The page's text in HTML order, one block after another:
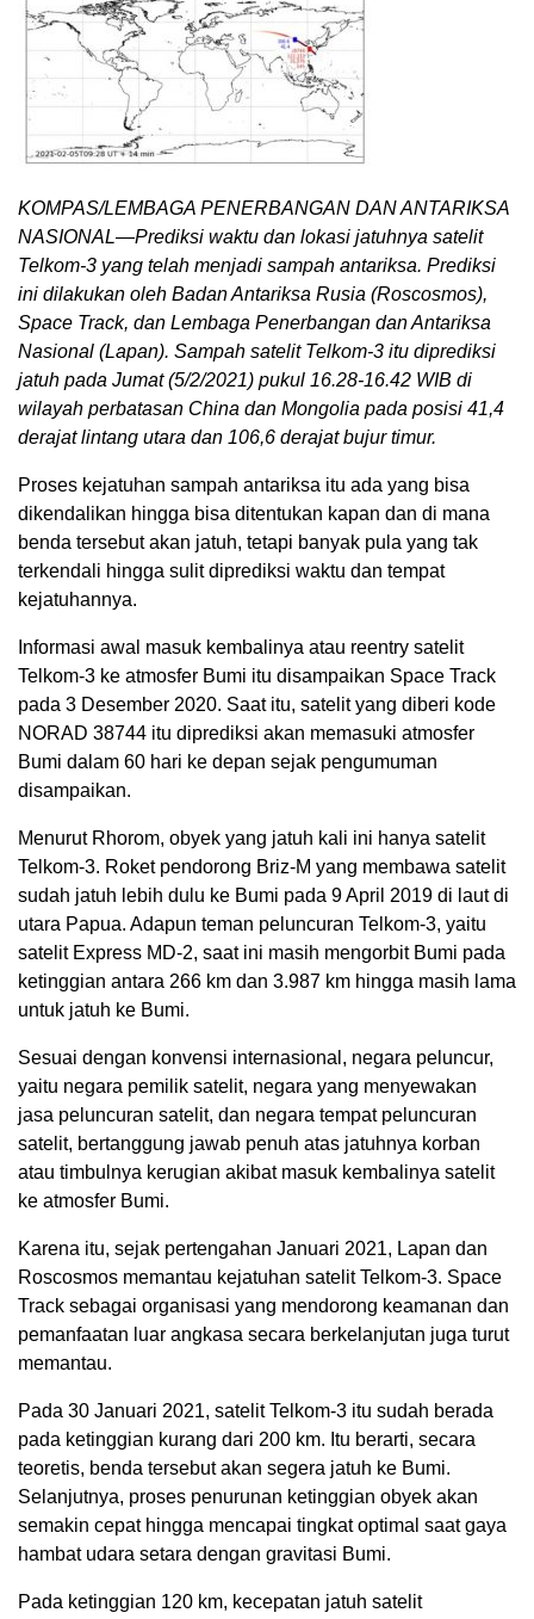
KOMPAS/LEMBAGA PENERBANGAN DAN ANTARIKSA
NASIONAL—Prediksi waktu dan lokasi jatuhnya satelit
Telkom-3 yang telah menjadi sampah antariksa. Prediksi
ini dilakukan oleh Badan Antariksa Rusia (Roscosmos),
Space Track, dan Lembaga Penerbangan dan Antariksa
Nasional (Lapan). Sampah satelit Telkom-3 itu diprediksi
jatuh pada Jumat (5/2/2021) pukul 16.28-16.42 WIB di
wilayah perbatasan China dan Mongolia pada posisi 41,4
derajat lintang utara dan 106,6 derajat bujur timur.
Proses kejatuhan sampah antariksa itu ada yang bisa
dikendalikan hingga bisa ditentukan kapan dan di mana
benda tersebut akan jatuh, tetapi banyak pula yang tak
terkendali hingga sulit diprediksi waktu dan tempat
kejatuhannya.
Informasi awal masuk kembalinya atau reentry satelit
Telkom-3 ke atmosfer Bumi itu disampaikan Space Track
pada 3 Desember 2020. Saat itu, satelit yang diberi kode
NORAD 38744 itu diprediksi akan memasuki atmosfer
Bumi dalam 60 hari ke depan sejak pengumuman
disampaikan.
Menurut Rhorom, obyek yang jatuh kali ini hanya satelit
Telkom-3. Roket pendorong Briz-M yang membawa satelit
sudah jatuh lebih dulu ke Bumi pada 9 April 2019 di laut di
utara Papua. Adapun teman peluncuran Telkom-3, yaitu
satelit Express MD-2, saat ini masih mengorbit Bumi pada
ketinggian antara 266 km dan 3.987 km hingga masih lama
untuk jatuh ke Bumi.
Sesuai dengan konvensi internasional, negara peluncur,
yaitu negara pemilik satelit, negara yang menyewakan
jasa peluncuran satelit, dan negara tempat peluncuran
satelit, bertanggung jawab penuh atas jatuhnya korban
atau timbulnya kerugian akibat masuk kembalinya satelit
ke atmosfer Bumi.
Karena itu, sejak pertengahan Januari 2021, Lapan dan
Roscosmos memantau kejatuhan satelit Telkom-3. Space
Track sebagai organisasi yang mendorong keamanan dan
pemanfaatan luar angkasa secara berkelanjutan juga turut
memantau.
Pada 30 Januari 2021, satelit Telkom-3 itu sudah berada
pada ketinggian kurang dari 200 km. Itu berarti, secara
teoretis, benda tersebut akan segera jatuh ke Bumi.
Selanjutnya, proses penurunan ketinggian obyek akan
semakin cepat hingga mencapai tingkat optimal saat gaya
hambat udara setara dengan gravitasi Bumi.
Pada ketinggian 120 km, kecepatan jatuh satelit